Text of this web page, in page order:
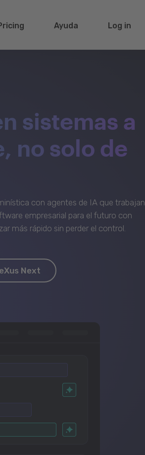
Ayuda Log in
sistemas a
no solo de
con agentes de IA que trabajan
empresarial para el futuro con
más rápido sin perder el control.
Next